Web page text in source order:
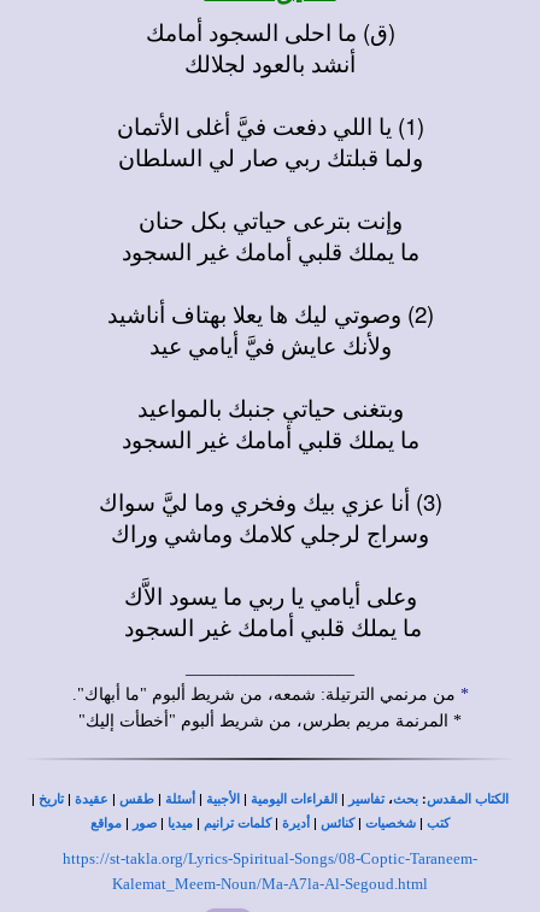
(ق) ما احلى السجود أمامك
أنشد بالعود لجلالك
(1) يا اللي دفعت فيَّ أغلى الأتمان
ولما قبلتك ربي صار لي السلطان
وإنت بترعى حياتي بكل حنان
ما يملك قلبي أمامك غير السجود
(2) وصوتي ليك ها يعلا بهتاف أناشيد
ولأنك عايش فيَّ أيامي عيد
وبتغنى حياتي جنبك بالمواعيد
ما يملك قلبي أمامك غير السجود
(3) أنا عزي بيك وفخري وما ليَّ سواك
وسراج لرجلي كلامك وماشي وراك
وعلى أيامي يا ربي ما يسود الاَّك
ما يملك قلبي أمامك غير السجود
* من مرنمي الترتيلة: شمعه، من شريط ألبوم "ما أبهاك".
* المرنمة مريم بطرس، من شريط ألبوم "أخطأت إليك"
الكتاب المقدس: بحث،تفاسير | القراءات اليومية | الأجبية | أسئلة | طقس | عقيدة |تاريخ |
كتب | شخصيات |كنائس | أديرة |كلمات ترانيم | ميديا | صور | مواقع
https://st-takla.org/Lyrics-Spiritual-Songs/08-Coptic-Taraneem-
Kalemat_Meem-Noun/Ma-A7la-Al-Segoud.html